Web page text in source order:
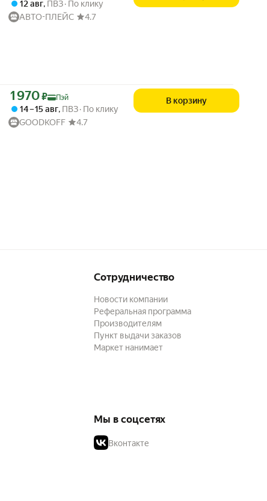
12 авг, ПВЗ По клику
АВТО-ПЛЕЙС
4.7
Цена с картой Яндекс Пэй 1970 ₽ вместо
1 970₽ Пэй
14 – 15 авг, ПВЗ По клику
GOODKOFF
4.7
В корзину
Сотрудничество
Новости компании
Реферальная программа
Производителям
Пункт выдачи заказов
Маркет нанимает
Мы в соцсетях
Вконтакте